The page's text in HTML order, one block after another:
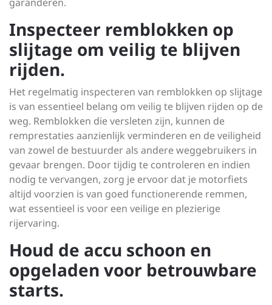
Inspecteer remblokken op
slijtage om veilig te blijven
rijden.
Het regelmatig inspecteren van remblokken op slijtage
is van essentieel belang om veilig te blijven rijden op de
weg. Remblokken die versleten zijn, kunnen de
remprestaties aanzienlijk verminderen en de veiligheid
van zowel de bestuurder als andere weggebruikers in
gevaar brengen. Door tijdig te controleren en indien
nodig te vervangen, zorg je ervoor dat je motorfiets
altijd voorzien is van goed functionerende remmen,
wat essentieel is voor een veilige en plezierige
rijervaring.
Houd de accu schoon en
opgeladen voor betrouwbare
starts.